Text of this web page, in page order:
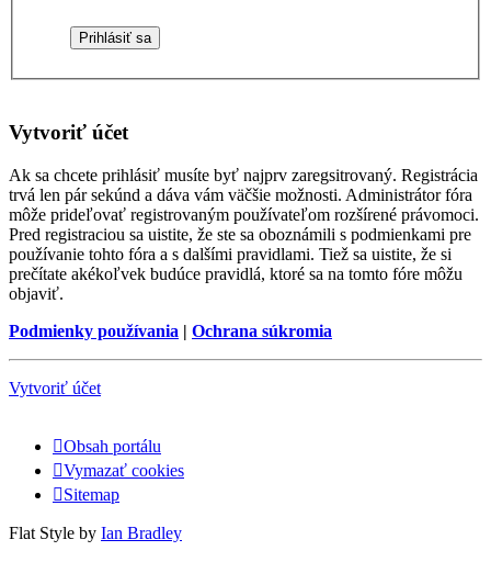
Vytvoriť účet
Ak sa chcete prihlásiť musíte byť najprv zaregsitrovaný. Registrácia
trvá len pár sekúnd a dáva vám väčšie možnosti. Administrátor fóra
môže prideľovať registrovaným používateľom rozšírené právomoci.
Pred registraciou sa uistite, že ste sa oboznámili s podmienkami pre
používanie tohto fóra a s dalšími pravidlami. Tiež sa uistite, že si
prečítate akékoľvek budúce pravidlá, ktoré sa na tomto fóre môžu
objaviť.
Podmienky používania | Ochrana súkromia
Vytvoriť účet
Obsah portálu
Vymazať cookies
Sitemap
Flat Style by Ian Bradley